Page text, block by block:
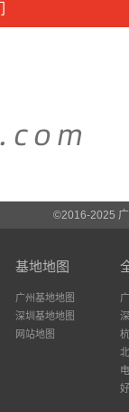
©2016-2025
基地地图
广州基地地图
深圳基地地图
网站地图